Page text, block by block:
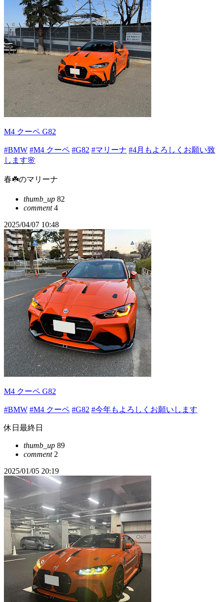
M4 クーペ G82
#BMW #M4 クーペ #G82 #マリーナ #4月もよろしくお願い致
します🌸
春☘️のマリーナ
thumb_up 82
comment4
2025/04/07 10:48
M4 クーペ G82
#BMW #M4 クーペ #G82 #今年もよろしくお願いします
休日最終日
thumb_up 89
comment2
2025/01/05 20:19